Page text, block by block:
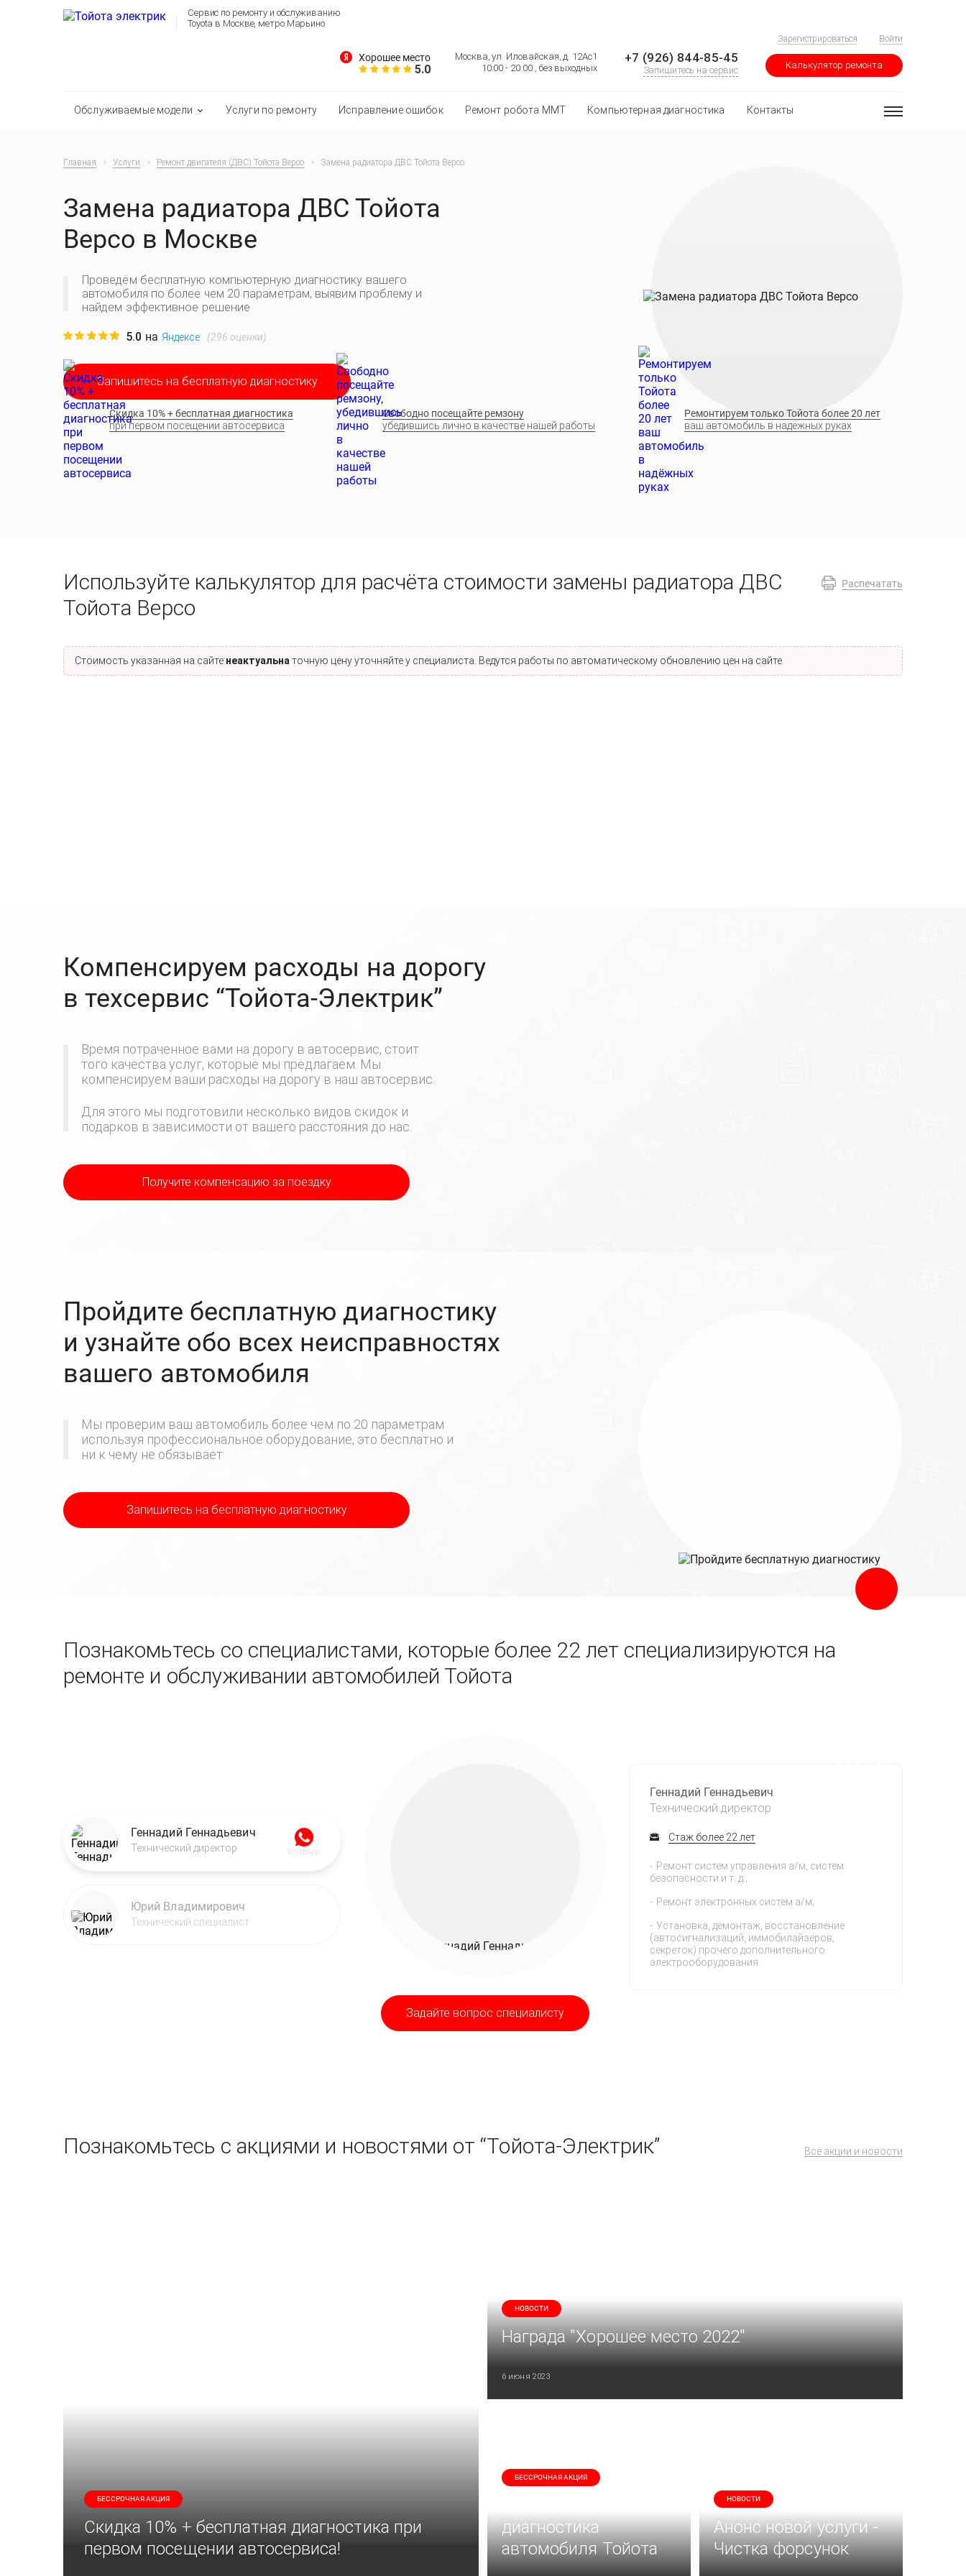
Сервис по ремонту и обслуживанию
Toyota в Москве, метро Марьино
Зарегистрироваться Войти
Хорошее место
5.0
Москва, ул. Иловайская, д. 12Ас1
10:00 - 20:00 , без выходных
+7 (926) 844-85-45
Запишитесь на сервис Калькулятор ремонта
Обслуживаемые модели Услуги по ремонту Исправление ошибок Ремонт робота MMT Компьютерная диагностика Контакты
Главная Услуги Ремонт двигателя (ДВС) Тойота Версо Замена радиатора ДВС Тойота Версо
Замена радиатора ДВС Тойота
Версо в Москве
Проведём бесплатную компьютерную диагностику вашего
автомобиля по более чем 20 параметрам, выявим проблему и
найдем эффективное решение
5.0 на Яндексе (296 оценки)
Запишитесь на бесплатную диагностику
Скидка 10% + бесплатная диагностика
при первом посещении автосервиса
Свободно посещайте ремзону
убедившись лично в качестве нашей работы
Ремонтируем только Тойота более 20 лет
ваш автомобиль в надёжных руках
Распечатать
Используйте калькулятор для расчёта стоимости замены радиатора ДВС
Тойота Версо
Стоимость указанная на сайте неактуальна точную цену уточняйте у специалиста. Ведутся работы по автоматическому обновлению цен на сайте.
Компенсируем расходы на дорогу
в техсервис “Тойота-Электрик”
Время потраченное вами на дорогу в автосервис, стоит
того качества услуг, которые мы предлагаем. Мы
компенсируем ваши расходы на дорогу в наш автосервис.
Для этого мы подготовили несколько видов скидок и
подарков в зависимости от вашего расстояния до нас.
Получите компенсацию за поездку
Пройдите бесплатную диагностику
и узнайте обо всех неисправностях
вашего автомобиля
Мы проверим ваш автомобиль более чем по 20 параметрам
используя профессиональное оборудование, это бесплатно и
ни к чему не обязывает
Запишитесь на бесплатную диагностику
Познакомьтесь со специалистами, которые более 22 лет специализируются на
ремонте и обслуживании автомобилей Тойота
Геннадий Геннадьевич
Технический директор WhatsApp
Юрий Владимирович
Технический специалист
Задайте вопрос специалисту
Геннадий Геннадьевич
Технический директор
Стаж более 22 лет
Ремонт систем управления а/м, систем
безопасности и т. д.;
Ремонт электронных систем а/м;
Установка, демонтаж, восстановление
(автосигнализаций, иммобилайзеров,
секреток) прочего дополнительного
электрооборудования.
Все акции и новости
Познакомьтесь с акциями и новостями от “Тойота-Электрик”
БЕССРОЧНАЯ АКЦИЯ
Скидка 10% + бесплатная диагностика при
первом посещении автосервиса!
НОВОСТИ
Награда "Хорошее место 2022"
6 июня 2023
БЕССРОЧНАЯ АКЦИЯ
диагностика
автомобиля Тойота
НОВОСТИ
Анонс новой услуги -
Чистка форсунок